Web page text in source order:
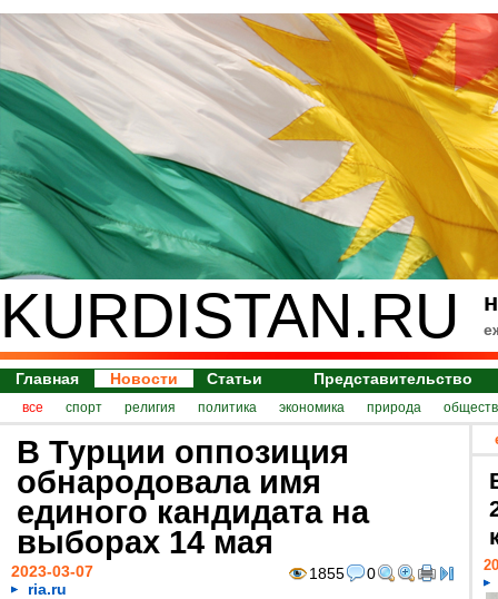
KURDISTAN.RU
Главная Новости Статьи Представительство
все спорт религия политика экономика природа
В Турции оппозиция
обнародовала имя
единого кандидата на
выборах 14 мая
1855 0
2023-03-07
ria.ru